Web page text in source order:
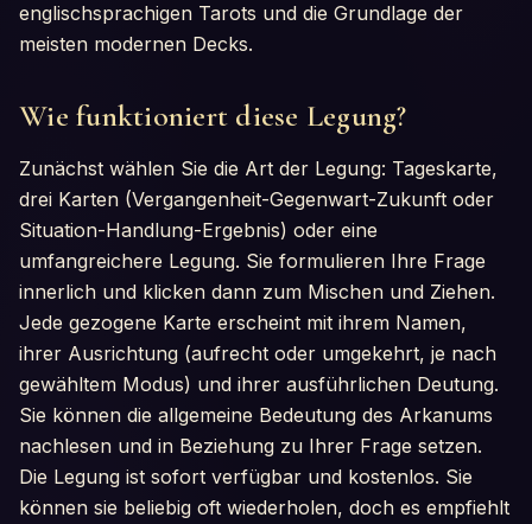
englischsprachigen Tarots und die Grundlage der
meisten modernen Decks.
Wie funktioniert diese Legung?
Zunächst wählen Sie die Art der Legung: Tageskarte,
drei Karten (Vergangenheit-Gegenwart-Zukunft oder
Situation-Handlung-Ergebnis) oder eine
umfangreichere Legung. Sie formulieren Ihre Frage
innerlich und klicken dann zum Mischen und Ziehen.
Jede gezogene Karte erscheint mit ihrem Namen,
ihrer Ausrichtung (aufrecht oder umgekehrt, je nach
gewähltem Modus) und ihrer ausführlichen Deutung.
Sie können die allgemeine Bedeutung des Arkanums
nachlesen und in Beziehung zu Ihrer Frage setzen.
Die Legung ist sofort verfügbar und kostenlos. Sie
können sie beliebig oft wiederholen, doch es empfiehlt